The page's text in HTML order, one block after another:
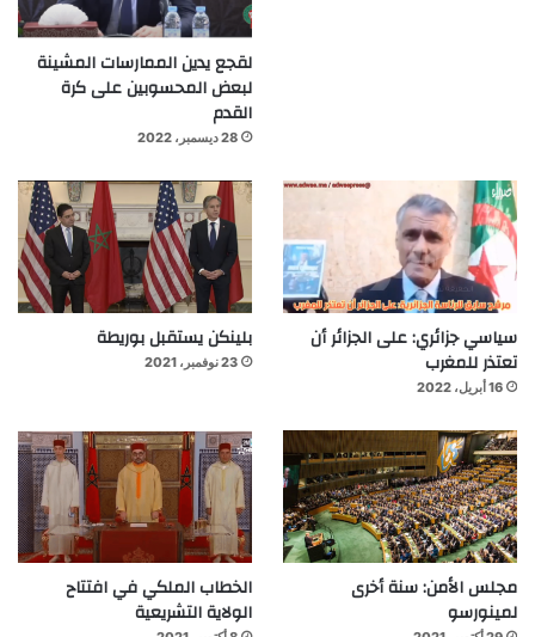
لقجع يدين الممارسات المشينة
لبعض المحسوبين على كرة
القدم
28 ديسمبر، 2022
سياسي جزائري: على الجزائر أن
تعتذر للمغرب
16 أبريل، 2022
بلينكن يستقبل بوريطة
23 نوفمبر، 2021
مجلس الأمن: سنة أخرى
لمينورسو
الخطاب الملكي في افتتاح
الولاية التشريعية